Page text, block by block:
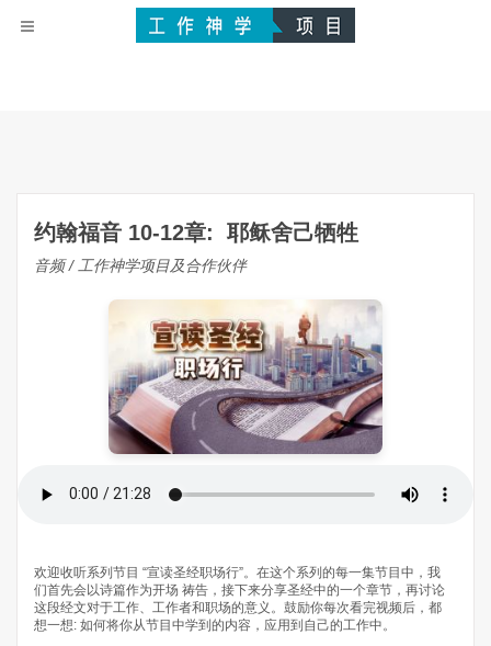
约翰福音 10-12章: 耶稣舍己牺牲
音频 / 工作神学项目及合作伙伴
欢迎收听系列节目 “宣读圣经职场行”。在这个系列的每一集节目中，我
们首先会以诗篇作为开场 祷告，接下来分享圣经中的一个章节，再讨论
这段经文对于工作、工作者和职场的意义。鼓励你每次看完视频后，都
想一想: 如何将你从节目中学到的内容，应用到自己的工作中。